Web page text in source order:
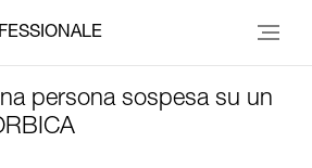
persona sospesa su un